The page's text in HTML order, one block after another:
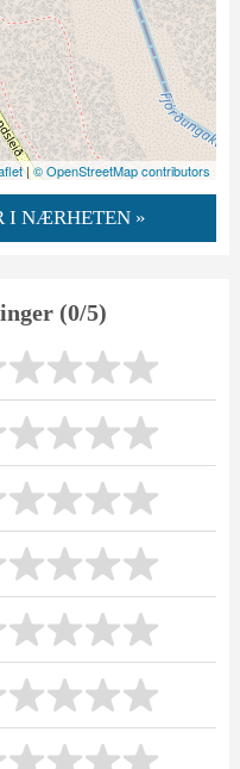
| © OpenStreetMap contributors
I NÆRHETEN »
(0/5)